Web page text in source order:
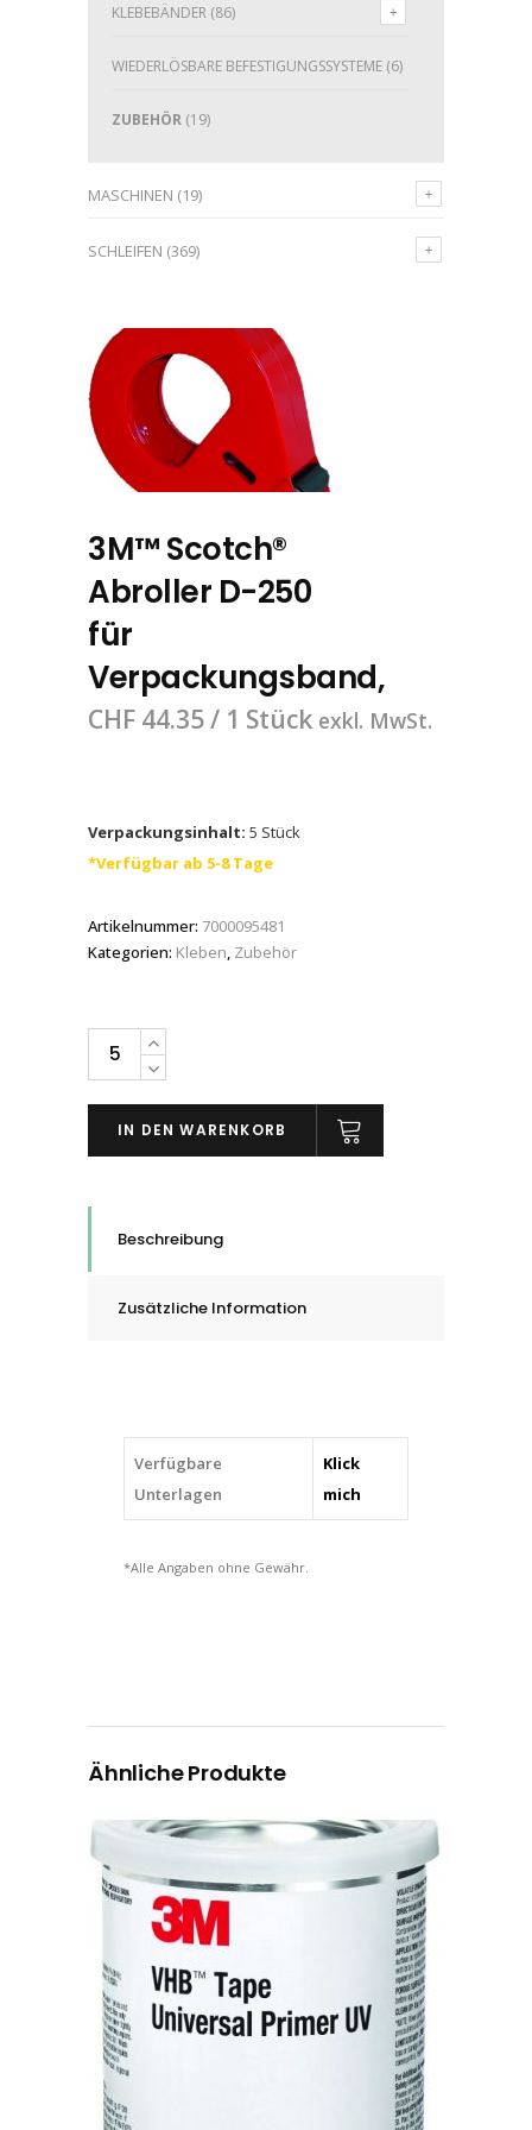
KLEBEBÄNDER (86)
WIEDERLÖSBARE BEFESTIGUNGSSYSTEME (6)
ZUBEHÖR (19)
MASCHINEN (19)
SCHLEIFEN (369)
3M™ Scotch®
Abroller D-250
für
Verpackungsband,
CHF 44.35/ 1 Stück exkl. MwSt.
Verpackungsinhalt: 5 Stück
*Verfügbar ab 5-8 Tage
Artikelnummer: 7000095481
Kategorien: Kleben, Zubehör
3M™
Abroller
IN DEN WARENKORB
Beschreibung
Zusätzliche Information
Verfügbare
Unterlagen
Klick
mich
*Alle Angaben ohne Gewähr.
Ähnliche Produkte